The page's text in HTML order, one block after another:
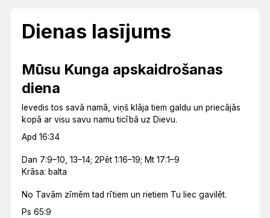
Dienas lasījums
Mūsu Kunga apskaidrošanas
diena
Ievedis tos savā namā, viņš klāja tiem galdu un priecājās
kopā ar visu savu namu ticībā uz Dievu.
Apd 16:34
Dan 7:9–10, 13–14; 2Pēt 1:16–19; Mt 17:1–9
Krāsa: balta
No Tavām zīmēm tad rītiem un rietiem Tu liec gavilēt.
Ps 65:9